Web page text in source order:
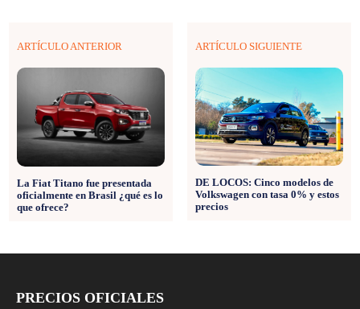
ARTÍCULO ANTERIOR
La Fiat Titano fue presentada
oficialmente en Brasil ¿qué es lo
que ofrece?
ARTÍCULO SIGUIENTE
DE LOCOS: Cinco modelos de
Volkswagen con tasa 0% y estos
precios
PRECIOS OFICIALES